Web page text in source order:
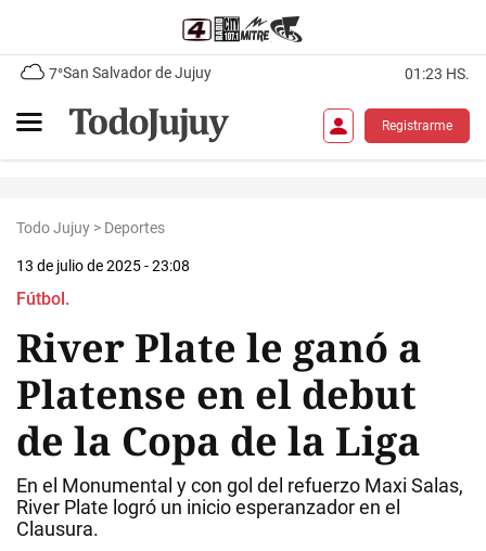
7°San Salvador de Jujuy 01:23 HS.
Registrarme
Todo Jujuy > Deportes
13 de julio de 2025 - 23:08
Fútbol.
River Plate le ganó a
Platense en el debut
de la Copa de la Liga
En el Monumental y con gol del refuerzo Maxi Salas,
River Plate logró un inicio esperanzador en el
Clausura.